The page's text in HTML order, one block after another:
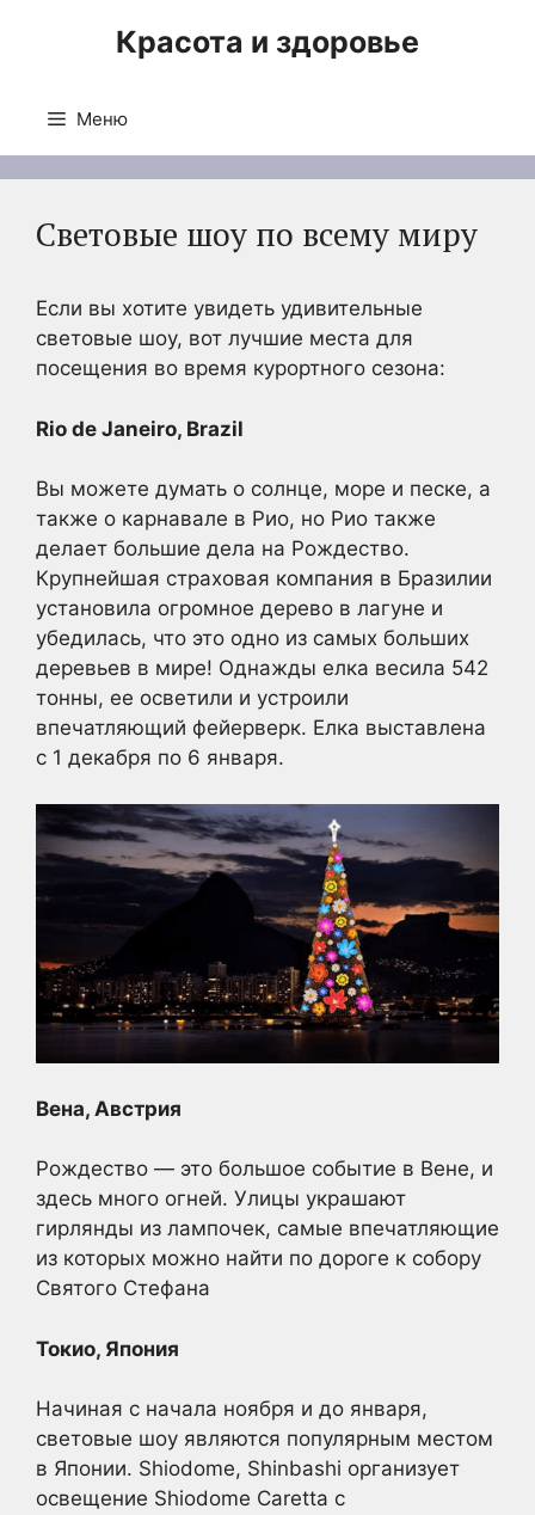
Красота и здоровье
Меню
Световые шоу по всему миру
Если вы хотите увидеть удивительные
световые шоу, вот лучшие места для
посещения во время курортного сезона:
Rio de Janeiro, Brazil
Вы можете думать о солнце, море и песке, а
также о карнавале в Рио, но Рио также
делает большие дела на Рождество.
Крупнейшая страховая компания в Бразилии
установила огромное дерево в лагуне и
убедилась, что это одно из самых больших
деревьев в мире! Однажды елка весила 542
тонны, ее осветили и устроили
впечатляющий фейерверк. Елка выставлена
с 1 декабря по 6 января.
Вена, Австрия
Рождество — это большое событие в Вене, и
здесь много огней. Улицы украшают
гирлянды из лампочек, самые впечатляющие
из которых можно найти по дороге к собору
Святого Стефана
Токио, Япония
Начиная с начала ноября и до января,
световые шоу являются популярным местом
в Японии. Shiodome, Shinbashi организует
освещение Shiodome Caretta с